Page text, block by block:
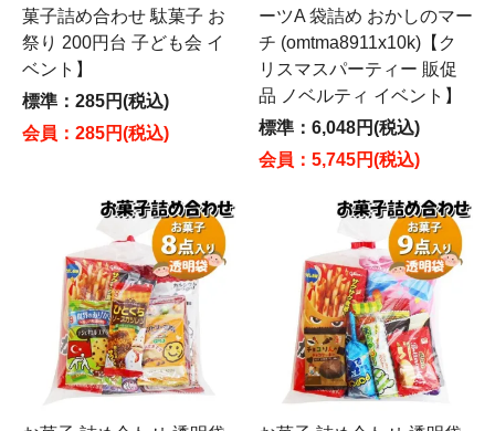
菓子詰め合わせ 駄菓子 お
祭り 200円台 子ども会 イ
ベント】
標準：285円(税込)
会員：285円(税込)
ーツA 袋詰め おかしのマー
チ (omtma8911x10k)【ク
リスマスパーティー 販促
品 ノベルティ イベント】
標準：6,048円(税込)
会員：5,745円(税込)